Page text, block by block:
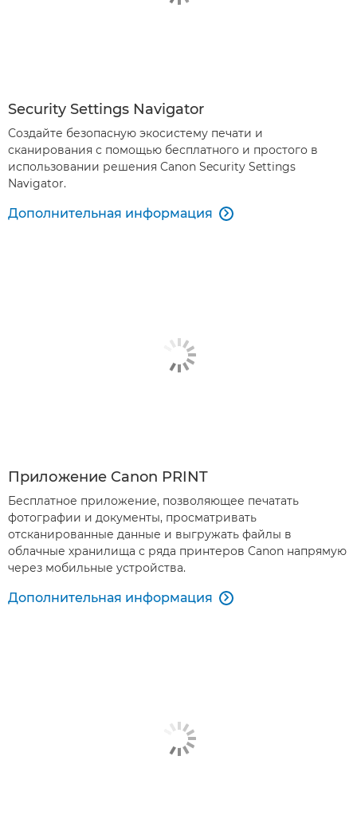
Security Settings Navigator
Создайте безопасную экосистему печати и
сканирования с помощью бесплатного и простого в
использовании решения Canon Security Settings
Navigator.
Дополнительная информация 
Приложение Canon PRINT
Бесплатное приложение, позволяющее печатать
фотографии и документы, просматривать
отсканированные данные и выгружать файлы в
облачные хранилища с ряда принтеров Canon напрямую
через мобильные устройства.
Дополнительная информация 